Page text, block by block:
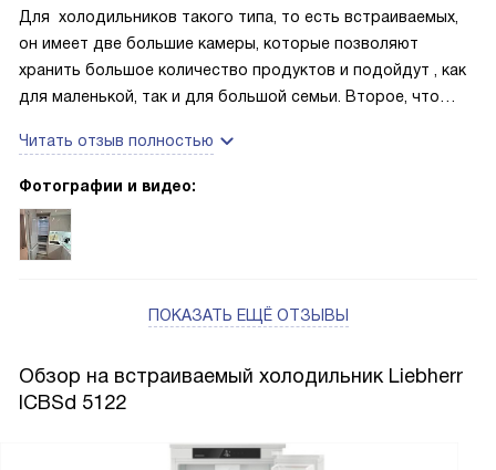
Для холодильников такого типа, то есть встраиваемых,
он имеет две большие камеры, которые позволяют
хранить большое количество продуктов и подойдут , как
для маленькой, так и для большой семьи. Второе, что
здесь даже предусмотрена функция "Шаббат" для
религиозных семей. Радует наличие зоны свежести,
разложить отдельно. В общем, производитель
предусмотрел все, чтоб наши продукты долгое время не
Читать отзыв полностью
Фотографии и видео:
ПОКАЗАТЬ ЕЩЁ ОТЗЫВЫ
Обзор на встраиваемый холодильник Liebherr
ICBSd 5122